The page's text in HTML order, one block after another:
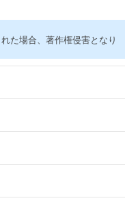
た場合、著作権侵害となり